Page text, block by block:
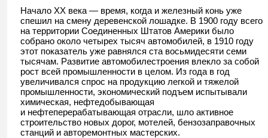
Начало ХХ века — время, когда и железный конь уже
спешил на смену деревенской лошадке. В 1900 году всего
на территории Соединенных Штатов Америки было
собрано около четырех тысяч автомобилей, в 1910 году
этот показатель уже равнялся ста восьмидесяти семи
тысячам. Развитие автомобилестроения влекло за собой
рост всей промышленности в целом. Из года в год
увеличивался спрос на продукцию легкой и тяжелой
промышленности, экономический подъем испытывали
химическая, нефтедобывающая
и нефтеперерабатывающая отрасли, шло активное
строительство новых дорог, мотелей, бензозаправочных
станций и авторемонтных мастерских.